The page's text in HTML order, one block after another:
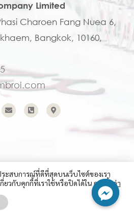
Limited
Charoen Fang Nuea 6,
Bangkok, 10160,
Embroidery Company Limited
ะสบการณ์ที่ดีที่สุดบนเว็บไซต์ของเรา
ยวกับคุกกี้ที่เราใช้หรือปิดได้ในการตั้งค่า